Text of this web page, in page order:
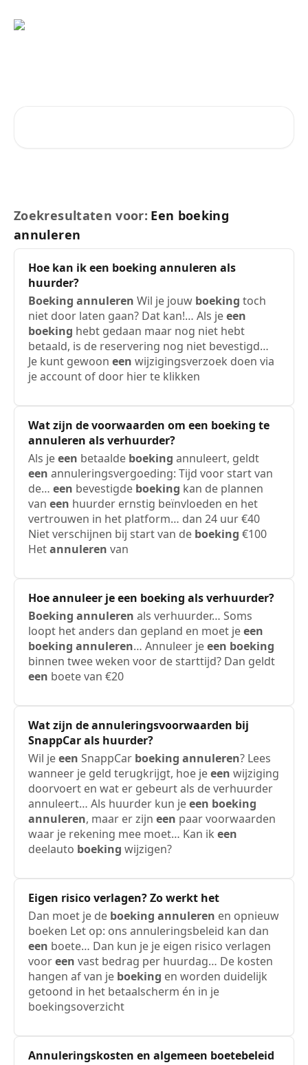
Zoekresultaten voor: Een boeking
annuleren
Hoe kan ikeen boeking annuleren als
huurder?
Boeking annuleren Wil je jouw boeking toch
niet door laten gaan? Dat kan!… Als jeeen
boeking hebt gedaan maar nog niet hebt
betaald, is de reservering nog niet bevestigd…
Je kunt gewoon een wijzigingsverzoek doen via
je account of door hier te klikken
Wat zijn de voorwaarden om een boeking te
annuleren als verhuurder?
Als jeeen betaalde boeking annuleert, geldt
een annuleringsvergoeding: Tijd voor start van
de… een bevestigde boeking kan de plannen
van een huurder ernstig beïnvloeden en het
vertrouwen in het platform… dan 24 uur €40
Niet verschijnen bij start van de boeking €100
Hetannuleren van
Hoe annuleer jeeen boeking als verhuurder?
Boeking annuleren als verhuurder… Soms
loopt het anders dan gepland en moet jeeen
boeking annuleren… Annuleer jeeen boeking
binnen twee weken voor de starttijd? Dan geldt
een boete van €20
Wat zijn de annuleringsvoorwaarden bij
SnappCar als huurder?
Wil jeeen SnappCar boeking annuleren? Lees
wanneer je geld terugkrijgt, hoe jeeen wijziging
doorvoert en wat er gebeurt als de verhuurder
annuleert… Als huurder kun jeeen boeking
annuleren, maar er zijn een paar voorwaarden
waar je rekening mee moet… Kan ik een
deelauto boeking wijzigen?
Eigen risico verlagen? Zo werkt het
Dan moet je de boeking annuleren en opnieuw
boeken Let op: ons annuleringsbeleid kan dan
een boete… Dan kun je je eigen risico verlagen
vooreen vast bedrag per huurdag… De kosten
hangen af van je boeking en worden duidelijk
getoond in het betaalscherm én in je
boekingsoverzicht
Annuleringskosten en algemeen boetebeleid